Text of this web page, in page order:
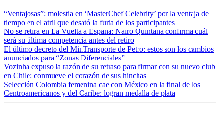
“Ventajosas”: molestia en ‘MasterChef Celebrity’ por la ventaja de
tiempo en el atril que desató la furia de los participantes
No se retira en La Vuelta a España: Nairo Quintana confirma cuál
será su última competencia antes del retiro
El último decreto del MinTransporte de Petro: estos son los cambios
anunciados para “Zonas Diferenciales”
Vozinha expuso la razón de su retraso para firmar con su nuevo club
en Chile: conmueve el corazón de sus hinchas
Selección Colombia femenina cae con México en la final de los
Centroamericanos y del Caribe: logran medalla de plata